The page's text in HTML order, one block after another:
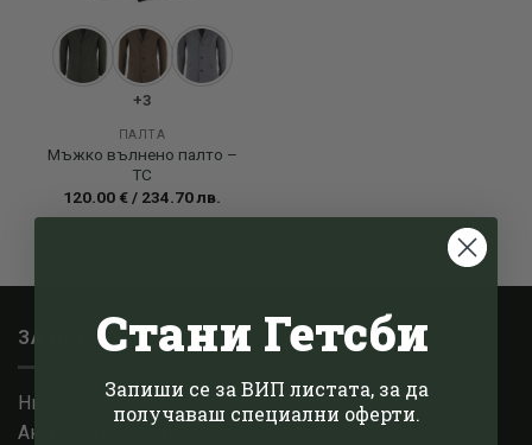
+3
ПАЛТА
Мъжко вълнено палто –
TC
120.00 € / 234.70лв.
ЗА НАС
Ние сме малък семеен бизнес, базиран в Котсуолдс,
Англия. След години опит в модната сфера,
Стани Гетсби
Запиши се за ВИП листата, за да
получаваш специални оферти.